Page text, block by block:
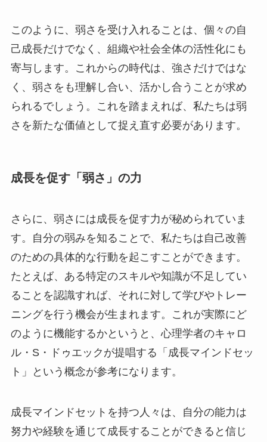
このように、弱さを受け入れることは、個々の自
己成長だけでなく、組織や社会全体の活性化にも
寄与します。これからの時代は、強さだけではな
く、弱さをも理解し合い、活かし合うことが求め
られるでしょう。これを踏まえれば、私たちは弱
さを新たな価値として捉え直す必要があります。
成長を促す「弱さ」の力
さらに、弱さには成長を促す力が秘められていま
す。自分の弱みを知ることで、私たちは自己改善
のための具体的な行動を起こすことができます。
たとえば、ある特定のスキルや知識が不足してい
ることを認識すれば、それに対して学びやトレー
ニングを行う機会が生まれます。これが実際にど
のように機能するかというと、心理学者のキャロ
ル・S・ドゥエックが提唱する「成長マインドセッ
ト」という概念が参考になります。
成長マインドセットを持つ人々は、自分の能力は
努力や経験を通じて成長することができると信じ